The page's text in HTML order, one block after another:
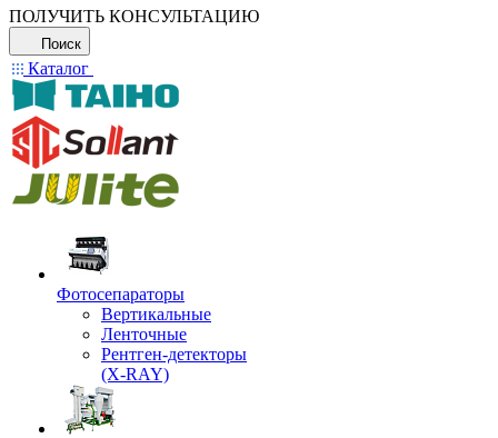
ПОЛУЧИТЬ КОНСУЛЬТАЦИЮ
Поиск
Каталог
Фотосепараторы
Вертикальные
Ленточные
Рентген-детекторы
(X-RAY)